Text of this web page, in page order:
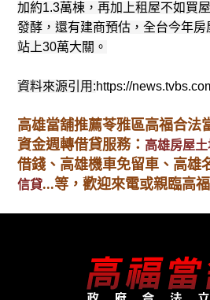
加約1.3萬棟，再加上租屋不如買
發酵，還有建商預估，全台今年
站上30萬大關。
資料來源引用:https://
高雄當舖推薦苓雅區高福合法
資金週轉借貸服務： 高雄房屋
借錢、高雄機車免留車、高雄
信貸...等，歡迎來電或親臨高